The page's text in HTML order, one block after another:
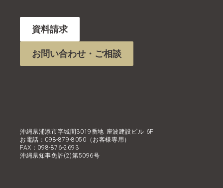
沖縄県浦添市字城間3019番地 座波建設ビル 6F
お電話：098-879-8050（お客様専用）
FAX：098-876-2693
沖縄県知事免許(2)第5096号
資料請求
お問い合わせ・ご相談